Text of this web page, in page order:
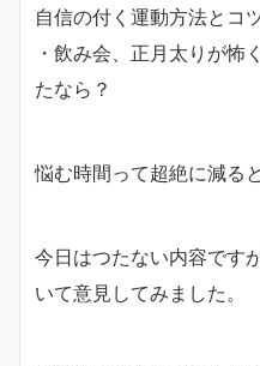
自信の付く運動方法とコ
・飲み会、正月太りが怖
たなら？
悩む時間って超絶に減る
今日はつたない内容です
いて意見してみました。